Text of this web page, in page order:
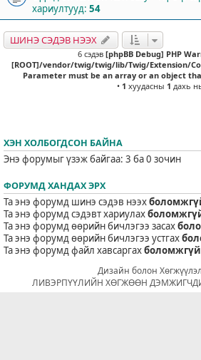
хариултууд: 54
ШИНЭ СЭДЭВ НЭЭХ
6 сэдэв [phpBB Debug] PHP
[ROOT]/vendor/twig/twig/lib/Twig/Extension/
Parameter must be an array or an object
• 1 хуудасны 1 дахь
ХЭН ХОЛБОГДСОН БАЙНА
Энэ форумыг үзэж байгаа: 3 ба 0 зочин
ФОРУМД ХАНДАХ ЭРХ
Та энэ форумд шинэ сэдэв нээх
Та энэ форумд сэдэвт хариулах
Та энэ форумд өөрийн бичлэгээ засах
Та энэ форумд өөрийн бичлэгээ устгах
Та энэ форумд файл хавсаргахболомжгүй
Дизайн болон
ЛИВЭРПҮҮЛИЙН ХӨГЖӨӨН